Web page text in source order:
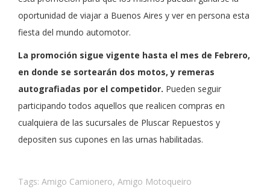
oportunidad de viajar a Buenos Aires y ver en persona esta
fiesta del mundo automotor.
La promoción sigue vigente hasta el mes de Febrero,
en donde se sortearán dos motos, y remeras
autografiadas por el competidor. Pueden seguir
participando todos aquellos que realicen compras en
cualquiera de las sucursales de Pluscar Repuestos y
depositen sus cupones en las urnas habilitadas.
Tags: Amigo Camionero, Amigo Motoqueiro